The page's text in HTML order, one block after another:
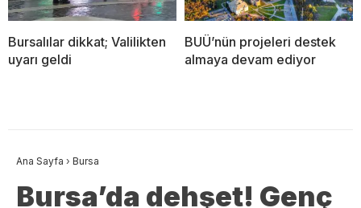
Bursalılar dikkat; Valilikten
uyarı geldi
BUÜ’nün projeleri destek
almaya devam ediyor
Ana Sayfa › Bursa
Bursa’da dehşet! Genç